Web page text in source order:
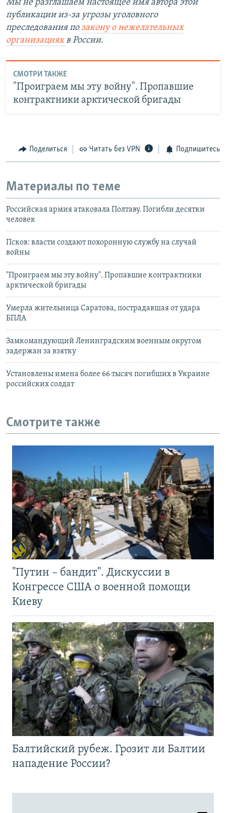
Мы не разглашаем настоящее имя автора этой
публикации из-за угрозы уголовного
преследования позакону о нежелательных
организацияхв России.
СМОТРИ ТАКЖЕ
"Проиграем мы эту войну". Пропавшие
контрактники арктической бригады
Поделиться Читать без VPN Подпишитесь
Материалы по теме
Российская армия атаковала Полтаву. Погибли десятки
человек
Псков: власти создают похоронную службу на случай
войны
"Проиграем мы эту войну". Пропавшие контрактники
арктической бригады
Умерла жительница Саратова, пострадавшая от удара
БПЛА
Замкомандующий Ленинградским военным округом
задержан за взятку
Установлены имена более 66 тысяч погибших в Украине
российских солдат
Смотрите также
"Путин – бандит". Дискуссии в
Конгрессе США о военной помощи
Киеву
Балтийский рубеж. Грозит ли Балтии
нападение России?